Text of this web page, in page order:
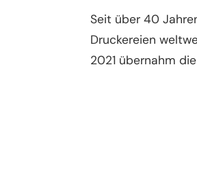
Seit über 40
Druckereien
2021 übernahm